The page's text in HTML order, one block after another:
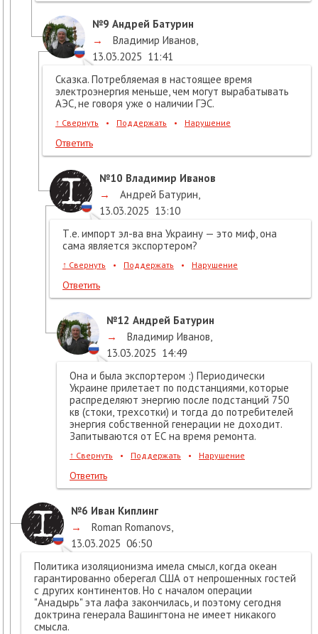
№9 Андрей Батурин
→
Владимир Иванов
13.03.2025 11:41
Сказка. Потребляемая в настоящее время
электроэнергия меньше, чем могут вырабатывать
АЭС, не говоря уже о наличии ГЭС.
↑ Свернуть • Поддержать • Нарушение
Ответить
№10 Владимир Иванов
→
Андрей Батурин
13.03.2025 13:10
Т.е. импорт эл-ва вна Украину — это миф, она
сама является экспортером?
↑ Свернуть • Поддержать • Нарушение
Ответить
№12 Андрей Батурин
→
Владимир Иванов
13.03.2025 14:49
Она и была экспортером :) Периодически
Украине прилетает по подстанциями, которые
распределяют энергию после подстанций 750
кв (стоки, трехсотки) и тогда до потребителей
энергия собственной генерации не доходит.
Запитываются от ЕС на время ремонта.
↑ Свернуть • Поддержать • Нарушение
Ответить
№6 Иван Киплинг
→
Roman Romanovs
13.03.2025 06:50
Политика изоляционизма имела смысл, когда океан
гарантированно оберегал США от непрошенных гостей
с других континентов. Но с началом операции
"Анадырь" эта лафа закончилась, и поэтому сегодня
доктрина генерала Вашингтона не имеет никакого
смысла.